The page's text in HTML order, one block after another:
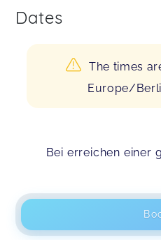
Dates
The times
Europe/
Bei erreichen einer